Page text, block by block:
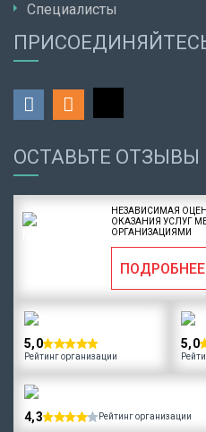
Специалисты
ОСТАВЬТЕ ОТЗЫВЫ
НЕЗАВИСИМАЯ
ОКАЗАНИЯ УСЛУГ
ОРГАНИЗАЦИЯМИ
ПОДРОБНЕЕ
5,0
Рейтинг организации
5,0
4,3 Рейтинг организации